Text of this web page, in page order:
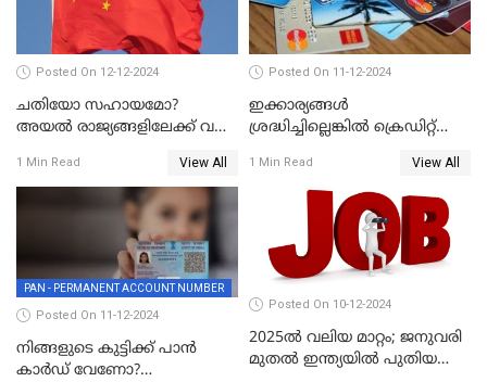
Posted On 12-12-2024
ചതിയോ സഹായമോ?
അയൽ രാജ്യങ്ങളിലേക്ക് വൻ
ചൈന
1 Min Read View All
Posted On 11-12-2024
ഇക്കാര്യങ്ങൾ
ശ്രദ്ധിച്ചില്ലെങ്കിൽ ക്രെഡിറ്റ്
1 Min Read View All
PAN - PERMANENT ACCOUNT NUMBER
Posted On 11-12-2024
നിങ്ങളുടെ കുട്ടിക്ക് പാൻ
കാർഡ് വേണോ?
Posted On 10-12-2024
2025ൽ വലിയ മാറ്റം; ജനുവരി
മുതൽ ഇന്ത്യയിൽ പുതിയ